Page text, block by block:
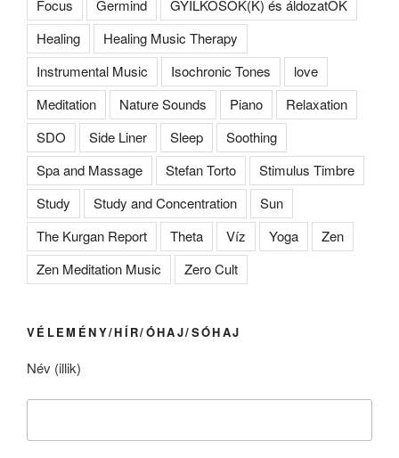
Focus Germind
GYILKOSOK(K) és áldozatOK
Healing
Healing Music Therapy
Instrumental Music
Isochronic Tones
love
Meditation
Nature Sounds Piano
Relaxation
SDO
Side Liner Sleep
Soothing
Spa and Massage
Stefan Torto
Stimulus Timbre
Study
Study and Concentration
Sun
The Kurgan Report
Theta Víz Yoga
Zen
Zen Meditation Music
Zero Cult
VÉLEMÉNY/HÍR/ÓHAJ/SÓHAJ
Név (illik)